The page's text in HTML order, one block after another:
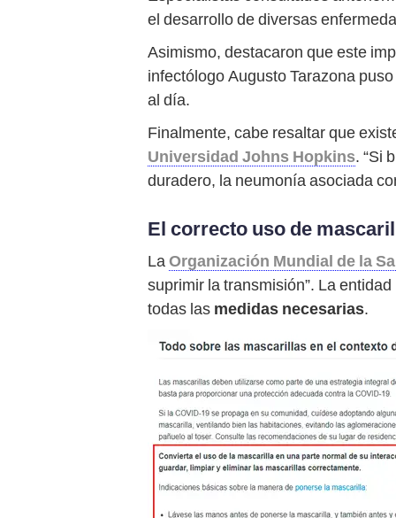
el desarrollo de diversas
Asimismo, destacaron que este
infectólogo Augusto Tarazona
al día.
Finalmente, cabe resaltar que
Universidad Johns Hopkins. “Si
duradero, la neumonía asociada
El correcto uso de
La Organización Mundial de la
suprimir la transmisión”. La
todas las medidas necesarias.